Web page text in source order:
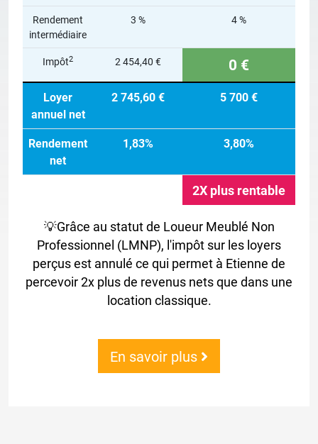
Rendement
intermédiaire
3 % 4 %
Impôt2 2 454,40 € 0 €
Loyer
annuel net
2 745,60 € 5 700 €
Rendement
net
1,83% 3,80%
2X plus rentable
💡Grâce au statut de Loueur Meublé Non
Professionnel (LMNP), l'impôt sur les loyers
perçus est annulé ce qui permet à Etienne de
percevoir 2x plus de revenus nets que dans une
location classique.
En savoir plus